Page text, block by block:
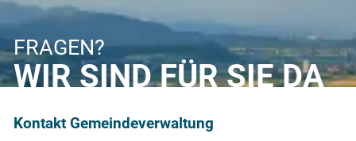
FRAGEN?
WIR SIND FÜR SIE DA
Kontakt Gemeindeverwaltung